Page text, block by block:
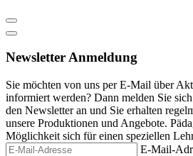
Newsletter Anmeldung
Sie möchten von uns per E-Mail über
informiert werden? Dann melden Sie
den Newsletter an und Sie erhalten
unsere Produktionen und Angebote.
Möglichkeit sich für einen speziellen
E-Mail-